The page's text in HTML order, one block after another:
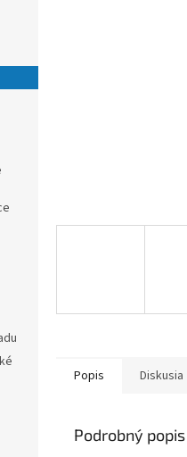
Popis Diskusia
Podrobný popis